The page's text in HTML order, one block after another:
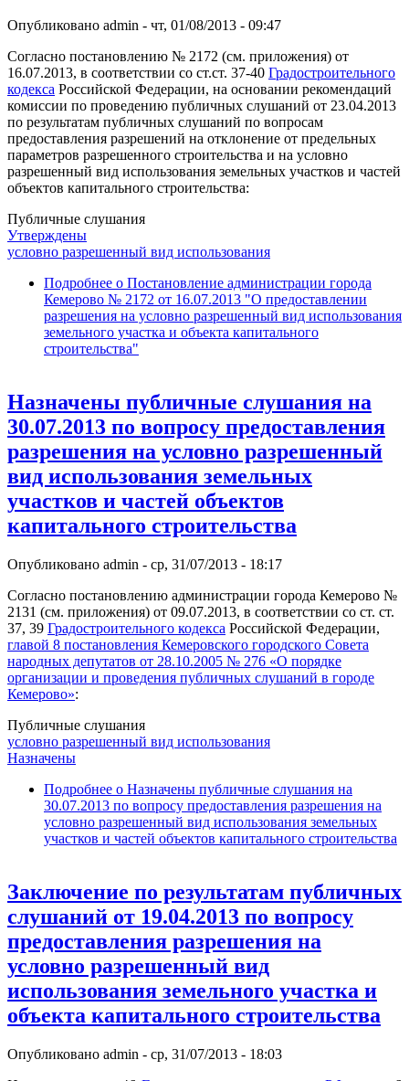
Опубликовано admin - чт, 01/08/2013 - 09:47
Согласно постановлению № 2172 (см. приложения) от
16.07.2013, в соответствии со ст.ст. 37-40 Градостроительного
кодекса Российской Федерации, на основании рекомендаций
комиссии по проведению публичных слушаний от 23.04.2013
по результатам публичных слушаний по вопросам
предоставления разрешений на отклонение от предельных
параметров разрешенного строительства и на условно
разрешенный вид использования земельных участков и частей
объектов капитального строительства:
Публичные слушания
Утверждены
условно разрешенный вид использования
Подробнее о Постановление администрации города
Кемерово № 2172 от 16.07.2013 "О предоставлении
разрешения на условно разрешенный вид использования
земельного участка и объекта капитального
строительства"
Назначены публичные слушания на
30.07.2013 по вопросу предоставления
разрешения на условно разрешенный
вид использования земельных
участков и частей объектов
капитального строительства
Опубликовано admin - ср, 31/07/2013 - 18:17
Согласно постановлению администрации города Кемерово №
2131 (см. приложения) от 09.07.2013, в соответствии со ст. ст.
37, 39 Градостроительного кодекса Российской Федерации,
главой 8 постановления Кемеровского городского Совета
народных депутатов от 28.10.2005 № 276 «О порядке
организации и проведения публичных слушаний в городе
Кемерово»:
Публичные слушания
условно разрешенный вид использования
Назначены
Подробнее о Назначены публичные слушания на
30.07.2013 по вопросу предоставления разрешения на
условно разрешенный вид использования земельных
участков и частей объектов капитального строительства
Заключение по результатам публичных
слушаний от 19.04.2013 по вопросу
предоставления разрешения на
условно разрешенный вид
использования земельного участка и
объекта капитального строительства
Опубликовано admin - ср, 31/07/2013 - 18:03